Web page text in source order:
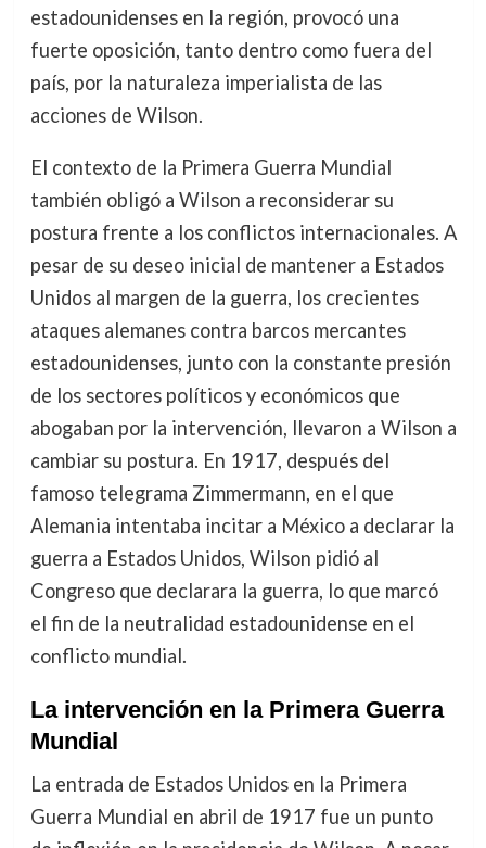
estadounidenses en la región, provocó una
fuerte oposición, tanto dentro como fuera del
país, por la naturaleza imperialista de las
acciones de Wilson.
El contexto de la Primera Guerra Mundial
también obligó a Wilson a reconsiderar su
postura frente a los conflictos internacionales. A
pesar de su deseo inicial de mantener a Estados
Unidos al margen de la guerra, los crecientes
ataques alemanes contra barcos mercantes
estadounidenses, junto con la constante presión
de los sectores políticos y económicos que
abogaban por la intervención, llevaron a Wilson a
cambiar su postura. En 1917, después del
famoso telegrama Zimmermann, en el que
Alemania intentaba incitar a México a declarar la
guerra a Estados Unidos, Wilson pidió al
Congreso que declarara la guerra, lo que marcó
el fin de la neutralidad estadounidense en el
conflicto mundial.
La intervención en la Primera Guerra
Mundial
La entrada de Estados Unidos en la Primera
Guerra Mundial en abril de 1917 fue un punto